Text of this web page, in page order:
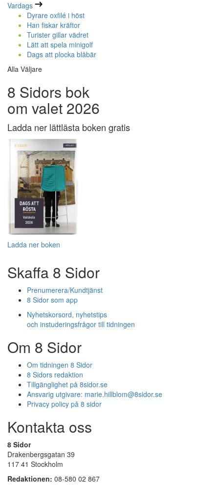
Vardags
Dyrare oxfilé i höst
Han fiskar kräftor
Turister gillar vädret
Lätt att spela minigolf
Dags att plocka blåbär
Alla Väljare
8 Sidors bok
om valet 2026
Ladda ner lättlästa boken gratis
Ladda ner boken
Skaffa 8 Sidor
Prenumerera/Kundtjänst
8 Sidor som app
Nyhetskorsord, nyhetstips
och instuderingsfrågor till tidningen
Om 8 Sidor
Om tidningen 8 Sidor
8 Sidors redaktion
Tillgänglighet på 8sidor.se
Ansvarig utgivare: marie.hillblom@8sidor.se
Privacy policy på 8 sidor
Kontakta oss
8 Sidor
Drakenbergsgatan 39
117 41 Stockholm
Redaktionen: 08-580 02 867